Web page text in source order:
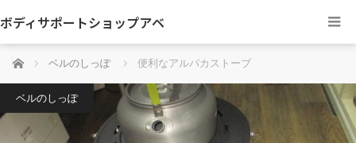
ボディサポートショップアベ
ホーム ベルのしっぽ 便利なアルパカストーブ
ベルのしっぽ